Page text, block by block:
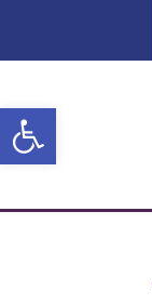
Open toolbar
content